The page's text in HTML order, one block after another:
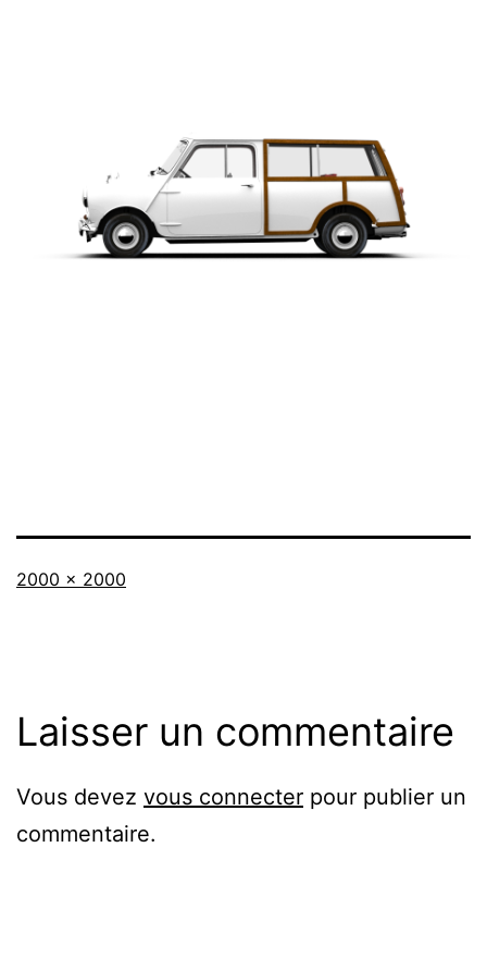
Taille
2000 × 2000
Laisser un commentaire
Vous devez vous connecter pour publier un
commentaire.